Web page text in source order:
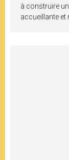
à construire
accueillante et